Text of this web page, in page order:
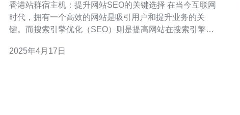
香港站群宿主机：提升网站SEO的关键选择 在当今互联网
时代，拥有一个高效的网站是吸引用户和提升业务的关
键。而搜索引擎优化（SEO）则是提高网站在搜索引擎结
选择一个合适的宿主机服务商，则是网站SEO优化中不可
2025年4月17日